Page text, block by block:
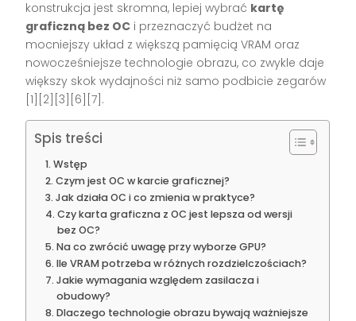
konstrukcja jest skromna, lepiej wybrać kartę
graficzną bez OC i przeznaczyć budżet na
mocniejszy układ z większą pamięcią VRAM oraz
nowocześniejsze technologie obrazu, co zwykle daje
większy skok wydajności niż samo podbicie zegarów
[1][2][3][6][7].
Spis treści
Wstęp
Czym jest OC w karcie graficznej?
Jak działa OC i co zmienia w praktyce?
Czy karta graficzna z OC jest lepsza od wersji
bez OC?
Na co zwrócić uwagę przy wyborze GPU?
Ile VRAM potrzeba w różnych rozdzielczościach?
Jakie wymagania względem zasilacza i
obudowy?
Dlaczego technologie obrazu bywają ważniejsze